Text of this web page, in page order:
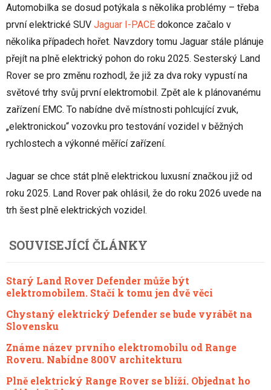
Automobilka se dosud potýkala s několika problémy – třeba
první elektrické SUV Jaguar I-PACE dokonce začalo v
několika případech hořet. Navzdory tomu Jaguar stále plánuje
přejít na plně elektrický pohon do roku 2025. Sesterský Land
Rover se pro změnu rozhodl, že již za dva roky vypustí na
světové trhy svůj první elektromobil. Zpět ale k plánovanému
zařízení EMC. To nabídne dvě místnosti pohlcující zvuk,
„elektronickou“ vozovku pro testování vozidel v běžných
rychlostech a výkonné měřící zařízení.
Jaguar se chce stát plně elektrickou luxusní značkou již od
roku 2025. Land Rover pak ohlásil, že do roku 2026 uvede na
trh šest plně elektrických vozidel.
SOUVISEJÍCÍ ČLÁNKY
Starý Land Rover Defender může být
elektromobilem. Stačí k tomu jen dvě věci
Chystaný elektrický Defender se bude vyrábět na
Slovensku
Známe název prvního elektromobilu od Range
Roveru. Nabídne 800V architekturu
Plně elektrický Range Rover se blíží. Objednat ho